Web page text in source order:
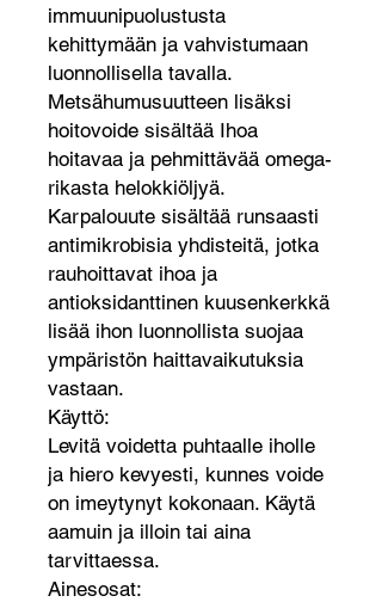
immuunipuolustusta
kehittymään ja vahvistumaan
luonnollisella tavalla.
Metsähumusuutteen lisäksi
hoitovoide sisältää Ihoa
hoitavaa ja pehmittävää omega-
rikasta helokkiöljyä.
Karpalouute sisältää runsaasti
antimikrobisia yhdisteitä, jotka
rauhoittavat ihoa ja
antioksidanttinen kuusenkerkkä
lisää ihon luonnollista suojaa
ympäristön haittavaikutuksia
vastaan.
Käyttö:
Levitä voidetta puhtaalle iholle
ja hiero kevyesti, kunnes voide
on imeytynyt kokonaan. Käytä
aamuin ja illoin tai aina
tarvittaessa.
Ainesosat: